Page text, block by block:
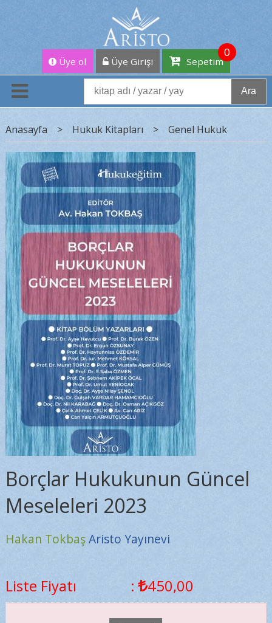
Üye ol Üye Girişi Sepetim
0
Ara
Anasayfa > Hukuk Kitapları > Genel Hukuk
Borçlar Hukukunun Güncel
Meseleleri 2023
Hakan TokbaşAristo Yayınevi
Liste Fiyatı : 450,00